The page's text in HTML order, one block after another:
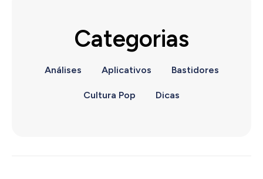
Categorias
Análises Aplicativos Bastidores
Cultura Pop Dicas